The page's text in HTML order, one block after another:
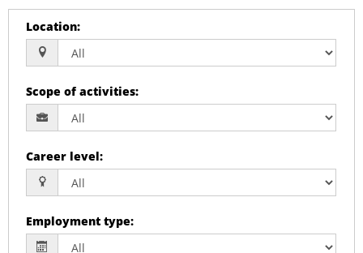
Location:
Scope of activities:
Career level:
Employment type: